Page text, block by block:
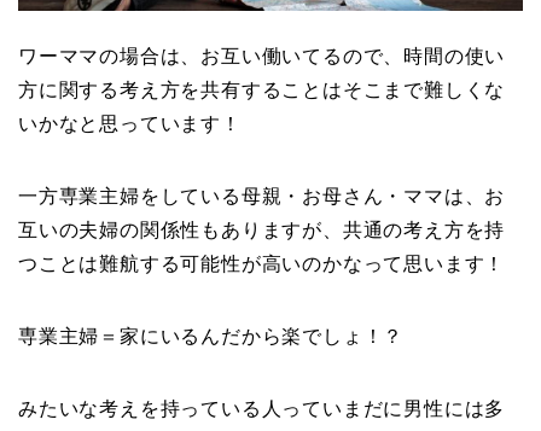
ワーママの場合は、お互い働いてるので、時間の使い
方に関する考え方を共有することはそこまで難しくな
いかなと思っています！
一方専業主婦をしている母親・お母さん・ママは、お
互いの夫婦の関係性もありますが、共通の考え方を持
つことは難航する可能性が高いのかなって思います！
専業主婦＝家にいるんだから楽でしょ！？
みたいな考えを持っている人っていまだに男性には多